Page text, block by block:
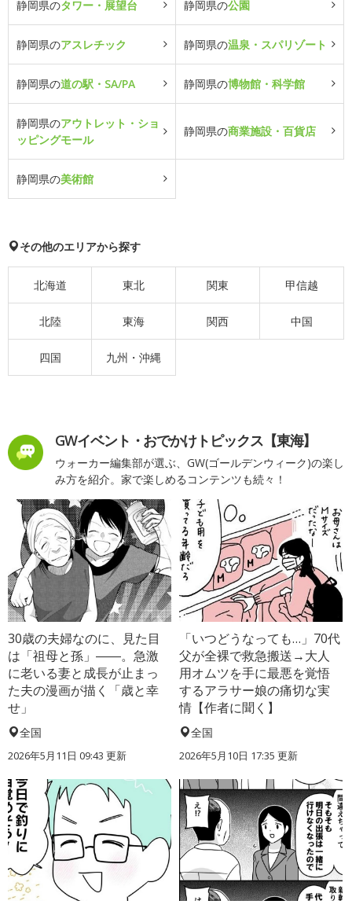
静岡県のタワー・展望台 静岡県の公園
静岡県のアスレチック 静岡県の温泉・スパリゾート
静岡県の道の駅・SA/PA 静岡県の博物館・科学館
静岡県のアウトレット・ショ
ッピングモール
静岡県の商業施設・百貨店
静岡県の美術館
その他のエリアから探す
北海道 東北 関東 甲信越
北陸 東海 関西 中国
四国 九州・沖縄
GWイベント・おでかけトピックス【東海】
ウォーカー編集部が選ぶ、GW(ゴールデンウィーク)の楽し
み方を紹介。家で楽しめるコンテンツも続々！
30歳の夫婦なのに、見た目
は「祖母と孫」――。急激
に老いる妻と成長が止まっ
た夫の漫画が描く「歳と幸
せ」
全国
2026年5月11日 09:43 更新
「いつどうなっても…」70代
父が全裸で救急搬送→大人
用オムツを手に最悪を覚悟
するアラサー娘の痛切な実
情【作者に聞く】
全国
2026年5月10日 17:35 更新